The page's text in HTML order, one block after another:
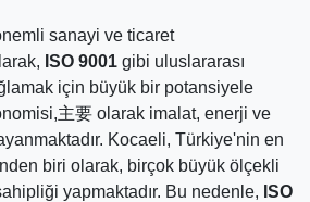
sanayi ve ticaret
ISO 9001 gibi uluslararası
için büyük bir potansiyele
主要 olarak imalat, enerji ve
Kocaeli, Türkiye'nin en
biri olarak, birçok büyük ölçekli
yapmaktadır. Bu nedenle, ISO